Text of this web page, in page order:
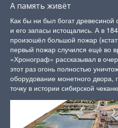
А память живёт
Как бы ни был богат древесиной
и его запасы истощались. А в
произошёл большой пожар
первый пожар случился ещё во
«Хронограф» рассказывал в
этот раз огонь полностью
оборудование монетного двора,
точку в истории сибирской